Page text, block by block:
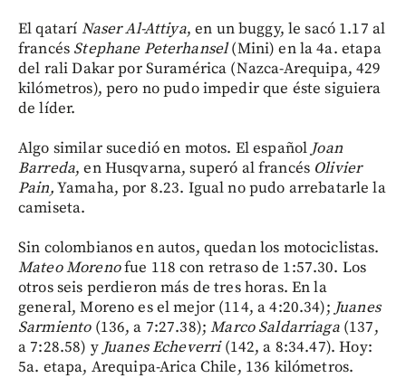
El qatarí Naser Al-Attiya, en un buggy, le sacó 1.17 al
francés Stephane Peterhansel(Mini) en la 4a. etapa
del rali Dakar por Suramérica (Nazca-Arequipa, 429
kilómetros), pero no pudo impedir que éste siguiera
de líder.
Algo similar sucedió en motos. El español Joan
Barreda, en Husqvarna, superó al francés Olivier
Pain,Yamaha, por 8.23. Igual no pudo arrebatarle la
camiseta.
Sin colombianos en autos, quedan los motociclistas.
Mateo Morenofue 118 con retraso de 1:57.30. Los
otros seis perdieron más de tres horas. En la
general, Moreno es el mejor (114, a 4:20.34); Juanes
Sarmiento(136, a 7:27.38);Marco Saldarriaga(137,
a 7:28.58) y Juanes Echeverri(142, a 8:34.47). Hoy:
5a. etapa, Arequipa-Arica Chile, 136 kilómetros.